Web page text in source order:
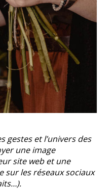
gestes et l’univers des
une image
site web et une
les réseaux sociaux